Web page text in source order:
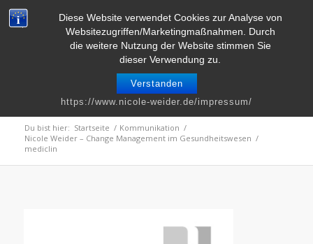
Diese Website verwendet Cookies zur Analyse von
Websitezugriffen/Marketingmaßnahmen. Durch
die weitere Nutzung der Website stimmen Sie
dieser Verwendung zu.
Verstanden
https://www.nicole-weider.de/impressum/
mediclin
Du bist hier: Startseite / Kommunikation /
Nicole Weider – Change Management im Gesundheitswesen /
mediclin